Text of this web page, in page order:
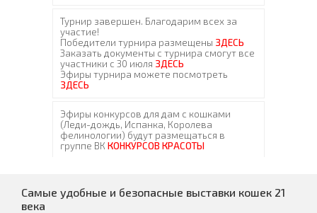
Самые удобные и безопасные выставки кошек 21
века